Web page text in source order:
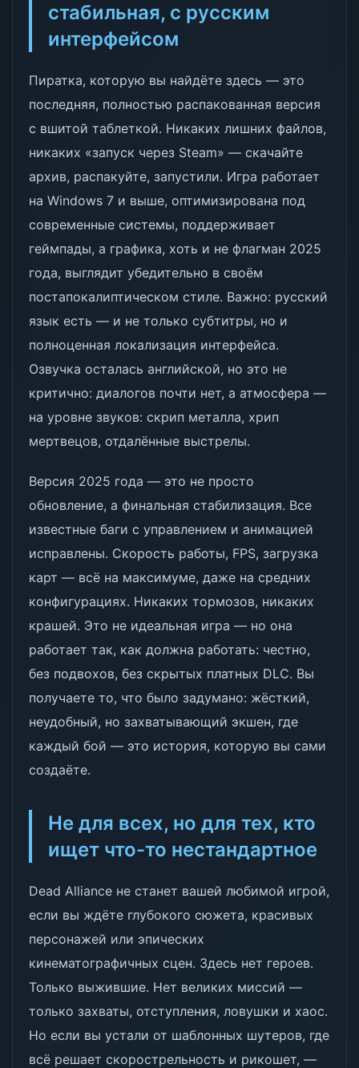
стабильная, с русским
интерфейсом
Пиратка, которую вы найдёте здесь — это
последняя, полностью распакованная версия
с вшитой таблеткой. Никаких лишних файлов,
никаких «запуск через Steam» — скачайте
архив, распакуйте, запустили. Игра работает
на Windows 7 и выше, оптимизирована под
современные системы, поддерживает
геймпады, а графика, хоть и не флагман 2025
года, выглядит убедительно в своём
постапокалиптическом стиле. Важно: русский
язык есть — и не только субтитры, но и
полноценная локализация интерфейса.
Озвучка осталась английской, но это не
критично: диалогов почти нет, а атмосфера —
на уровне звуков: скрип металла, хрип
мертвецов, отдалённые выстрелы.
Версия 2025 года — это не просто
обновление, а финальная стабилизация. Все
известные баги с управлением и анимацией
исправлены. Скорость работы, FPS, загрузка
карт — всё на максимуме, даже на средних
конфигурациях. Никаких тормозов, никаких
крашей. Это не идеальная игра — но она
работает так, как должна работать: честно,
без подвохов, без скрытых платных DLC. Вы
получаете то, что было задумано: жёсткий,
неудобный, но захватывающий экшен, где
каждый бой — это история, которую вы сами
создаёте.
Не для всех, но для тех, кто
ищет что-то нестандартное
Dead Alliance не станет вашей любимой игрой,
если вы ждёте глубокого сюжета, красивых
персонажей или эпических
кинематографичных сцен. Здесь нет героев.
Только выжившие. Нет великих миссий —
только захваты, отступления, ловушки и хаос.
Но если вы устали от шаблонных шутеров, где
всё решает скорострельность и рикошет, —